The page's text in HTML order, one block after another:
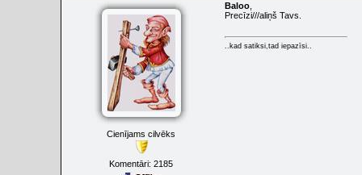
Cienījams cilvēks
Komentāri: 2185
Baloo
Precīzi///aliņš Tavs.
..kad satiksi,tad iepazīsi..